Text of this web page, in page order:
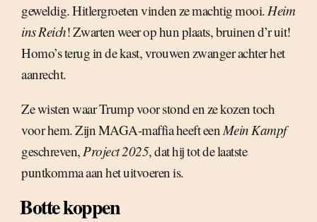
geweldig. Hitlergroeten vinden ze machtig mooi. Heim
ins Reich! Zwarten weer op hun plaats, bruinen d’r uit!
Homo’s terug in de kast, vrouwen zwanger achter het
aanrecht.
Ze wisten waar Trump voor stond en ze kozen toch
voor hem. Zijn MAGA-maffia heeft een Mein Kampf
geschreven, Project 2025, dat hij tot de laatste
puntkomma aan het uitvoeren is.
Botte koppen